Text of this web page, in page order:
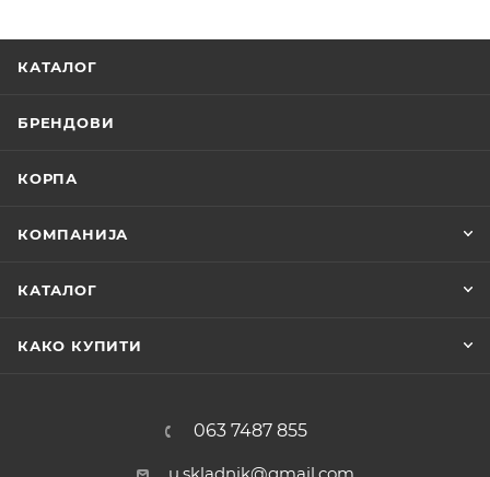
КАТАЛОГ
БРЕНДОВИ
КОРПА
КОМПАНИЈА
КАТАЛОГ
КАКО КУПИТИ
063 7487 855